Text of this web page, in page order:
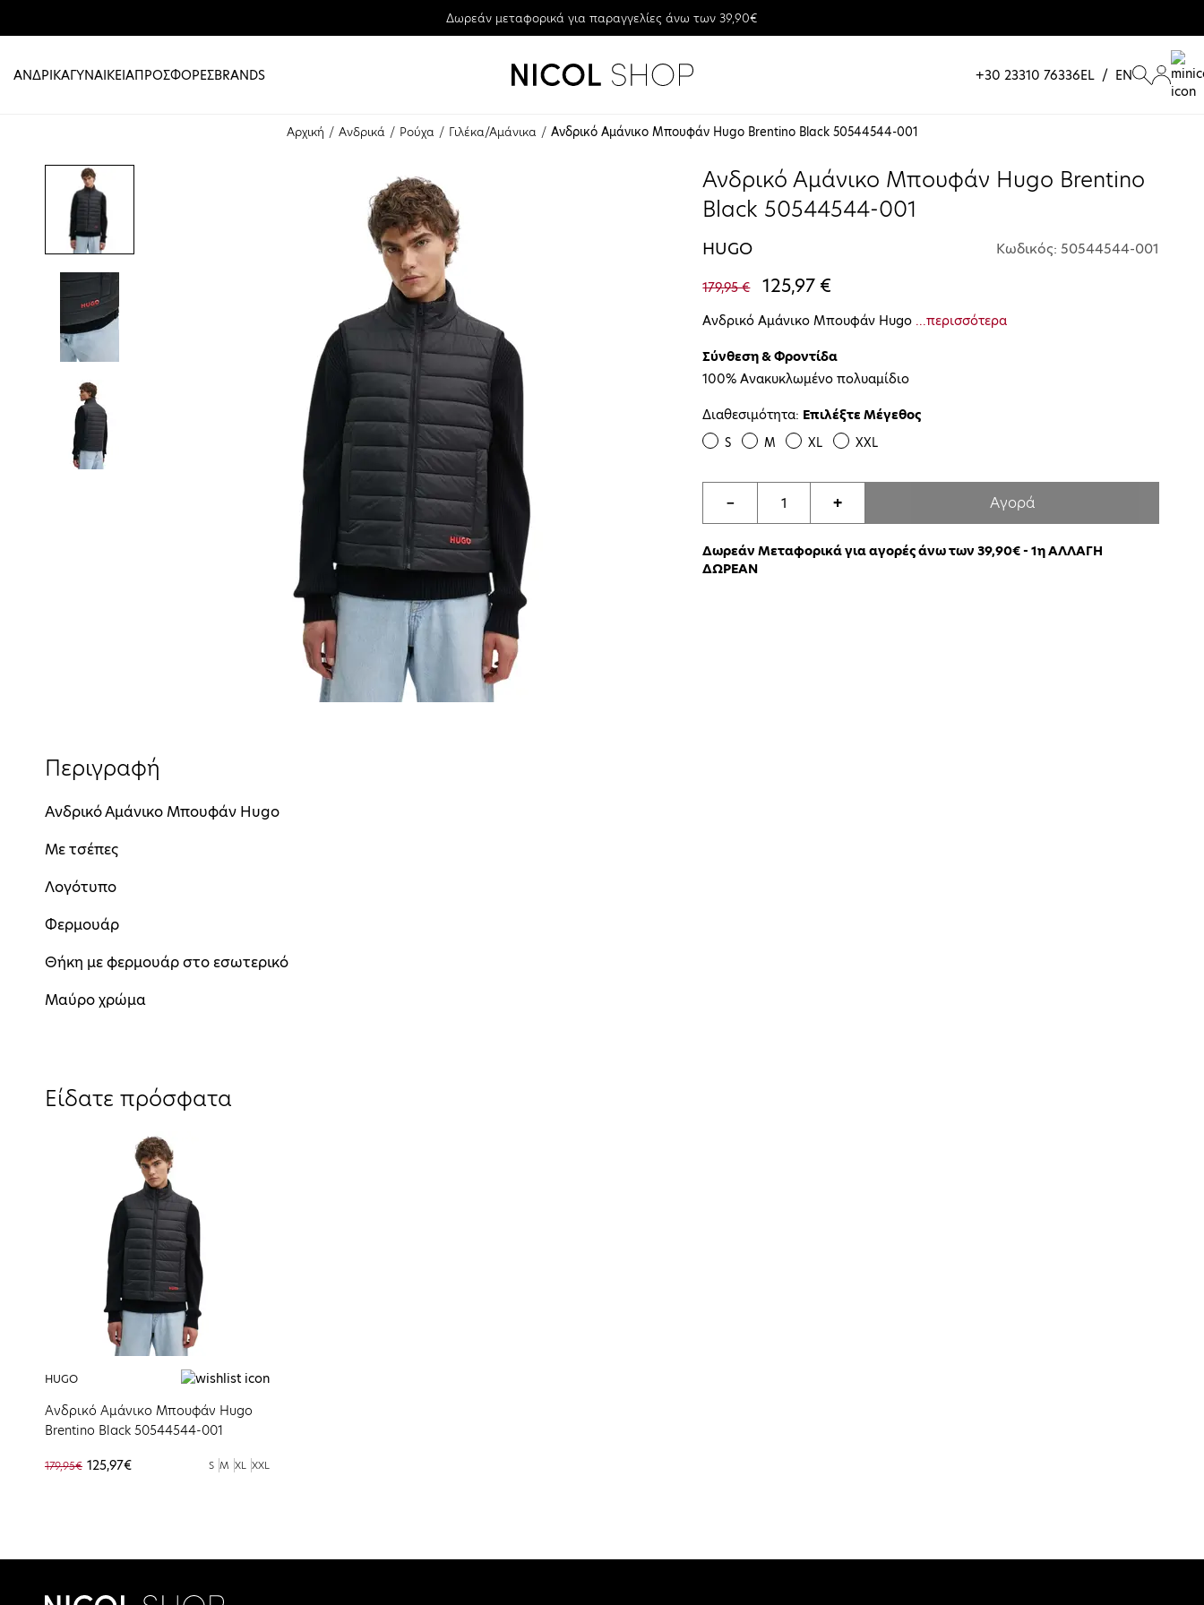
Δωρεάν μεταφορικά για παραγγελίες άνω των 39,90€
ΑΝΔΡΙΚΑΓΥΝΑΙΚΕΙΑΠΡΟΣΦΟΡΕΣBRANDS +30 23310 76336EL / EN
Αρχική Ανδρικά Ρούχα Γιλέκα/Αμάνικα Ανδρικό Αμάνικο Μπουφάν Hugo Brentino Black 50544544-001
Ανδρικό Αμάνικο Μπουφάν Hugo Brentino
Black 50544544-001
HUGO Κωδικός: 50544544-001
179,95 € 125,97 €
Ανδρικό Αμάνικο Μπουφάν Hugo ...περισσότερα
Σύνθεση & Φροντίδα
100% Ανακυκλωμένο πολυαμίδιο
Διαθεσιμότητα: Επιλέξτε Μέγεθος
S M XL XXL
− + Αγορά
Δωρεάν Μεταφορικά για αγορές άνω των 39,90€ - 1η ΑΛΛΑΓΗ
ΔΩΡΕΑΝ
Περιγραφή
Ανδρικό Αμάνικο Μπουφάν Hugo
Με τσέπες
Λογότυπο
Φερμουάρ
Θήκη με φερμουάρ στο εσωτερικό
Μαύρο χρώμα
Είδατε πρόσφατα
HUGO
Ανδρικό Αμάνικο Μπουφάν Hugo
Brentino Black 50544544-001
179,95€ 125,97€ S M XL XXL